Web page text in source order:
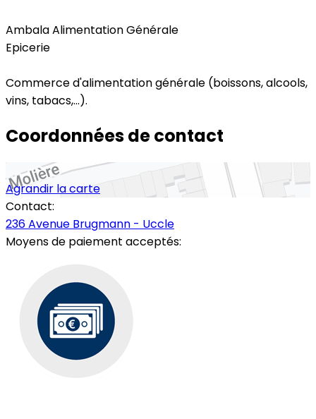
Ambala Alimentation Générale
Epicerie
Commerce d'alimentation générale (boissons, alcools,
vins, tabacs,...).
Coordonnées de contact
Agrandir la carte
Contact:
236 Avenue Brugmann - Uccle
Moyens de paiement acceptés: